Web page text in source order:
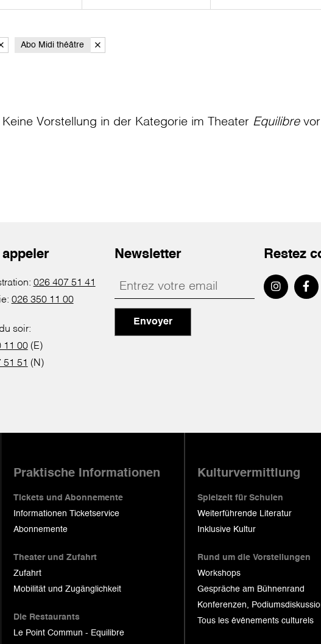
Abo Midi théâtre
Keine Vorstellung in der Kategorie im Theater Equilibre
appeler
026 407 51 41
026 350 11 00
soir:
11 00(E)
51 51 (N)
Newsletter
Envoyer
Restez
Praktische Informationen
Tickets und Abonnemente
Informationen Ticketservice
Abonnemente
Theater und Zufahrt
Zufahrt
Mobilität und Zugänglichkeit
Die Restaurants
Le Point Commun - Equilibre
Kulturvermittlung
Spielzeit für Schulen
Weiterführende Literatur
Inklusive Kultur
Rund um die Vorstellungen
Workshops
Gespräche am Bühnenrand
Konferenzen,
Tous les événements culturels